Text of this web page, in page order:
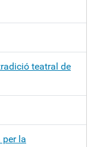
teatral de
la